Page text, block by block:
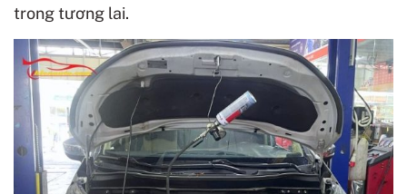
trong tương lai.